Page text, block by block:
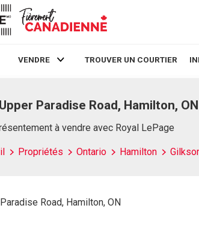
VENDRE TROUVER UN COURTIER
Paradise Road, Hamilton, ON
à vendre avec Royal LePage
Propriétés Ontario Hamilton